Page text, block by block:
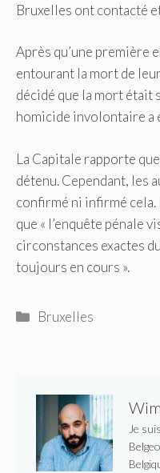
Bruxelles ont contacté
Après qu’une première
entourant la mort de
décidé que la mort était
homicide involontaire a
La Capitale rapporte
détenu. Cependant, les
confirmé ni infirmé cela.
que « l’enquête pénale
circonstances exactes
toujours en cours ».
Catégories
Bruxelles
Je